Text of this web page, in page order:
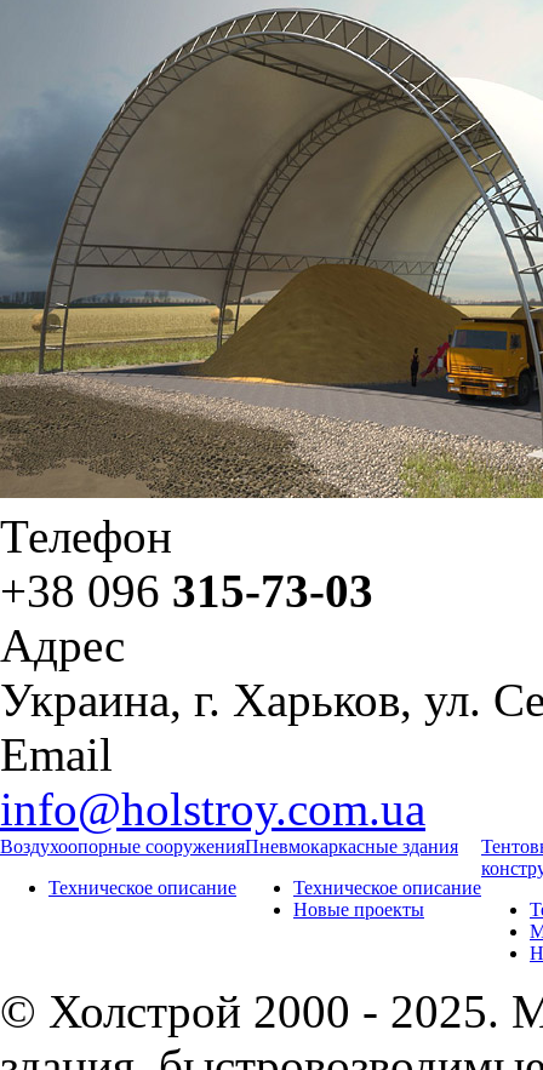
Телефон
+38 096 315-73-03
Адрес
Украина, г. Харьков, ул.
Email
info@holstroy.com.ua
Воздухоопорные сооружения
Техническое описание
Пневмокаркасные здания
Техническое описание
Новые проекты
© Холстрой 2000 - 2025.